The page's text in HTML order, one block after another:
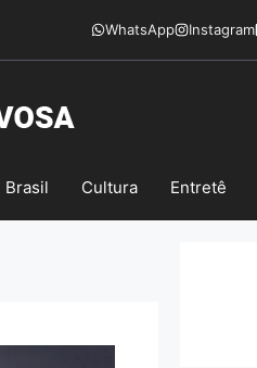
WhatsApp Instagram
Brasil Cultura Entretê